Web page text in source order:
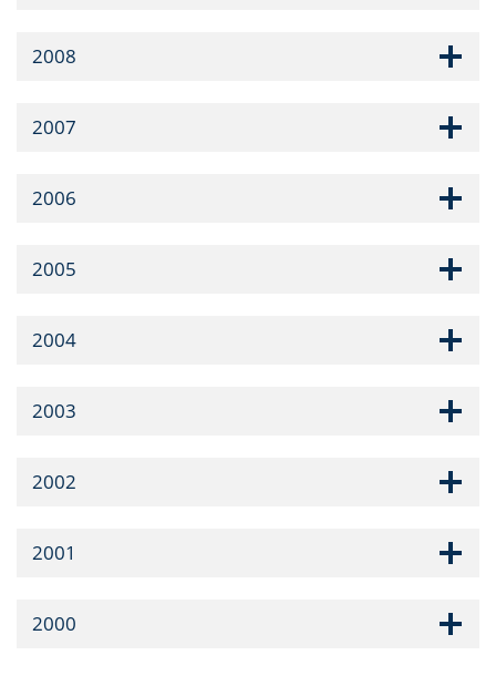
2008
2007
2006
2005
2004
2003
2002
2001
2000